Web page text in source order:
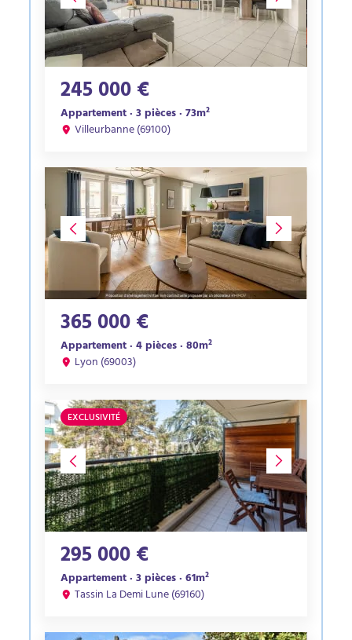
245 000 €
Appartement · 3 pièces · 73m²
Villeurbanne (69100)
365 000 €
Appartement · 4 pièces · 80m²
Lyon (69003)
EXCLUSIVITÉ
295 000 €
Appartement · 3 pièces · 61m²
Tassin La Demi Lune (69160)